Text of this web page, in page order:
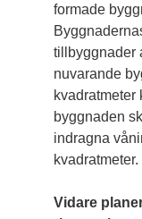
formade
tillbyggnader
nuvarande
kvadratmeter
byggnaden
indragna
kvadratmeter.
Vidare